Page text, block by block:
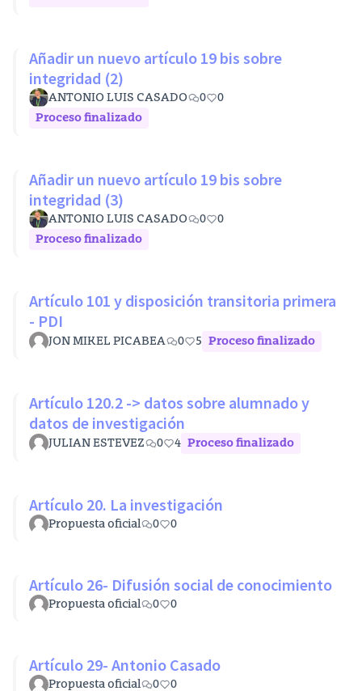
Añadir un nuevo artículo 19 bis sobre
integridad (2)
ANTONIO LUIS CASADO 0
0
Proceso finalizado
Añadir un nuevo artículo 19 bis sobre
integridad (3)
ANTONIO LUIS CASADO 0
0
Proceso finalizado
Artículo 101 y disposición transitoria primera
- PDI
JON MIKEL PICABEA 0 5 Proceso finalizado
Artículo 120.2 -> datos sobre alumnado y
datos de investigación
JULIAN ESTEVEZ 0 4 Proceso finalizado
Artículo 20. La investigación
Propuesta oficial 0 0
Artículo 26- Difusión social de conocimiento
Propuesta oficial 0 0
Artículo 29- Antonio Casado
Propuesta oficial 0 0